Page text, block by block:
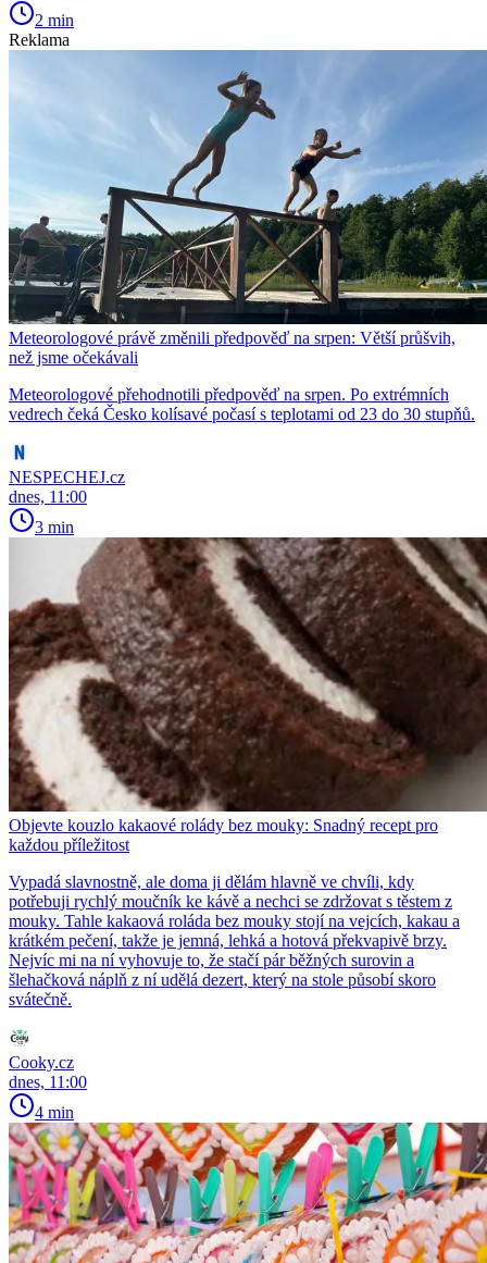
2 min
Reklama
Meteorologové právě změnili předpověď na srpen: Větší průšvih,
než jsme očekávali
Meteorologové přehodnotili předpověď na srpen. Po extrémních
vedrech čeká Česko kolísavé počasí s teplotami od 23 do 30 stupňů.
NESPECHEJ.cz
dnes, 11:00
3 min
Objevte kouzlo kakaové rolády bez mouky: Snadný recept pro
každou příležitost
Vypadá slavnostně, ale doma ji dělám hlavně ve chvíli, kdy
potřebuji rychlý moučník ke kávě a nechci se zdržovat s těstem z
mouky. Tahle kakaová roláda bez mouky stojí na vejcích, kakau a
krátkém pečení, takže je jemná, lehká a hotová překvapivě brzy.
Nejvíc mi na ní vyhovuje to, že stačí pár běžných surovin a
šlehačková náplň z ní udělá dezert, který na stole působí skoro
svátečně.
Cooky.cz
dnes, 11:00
4 min